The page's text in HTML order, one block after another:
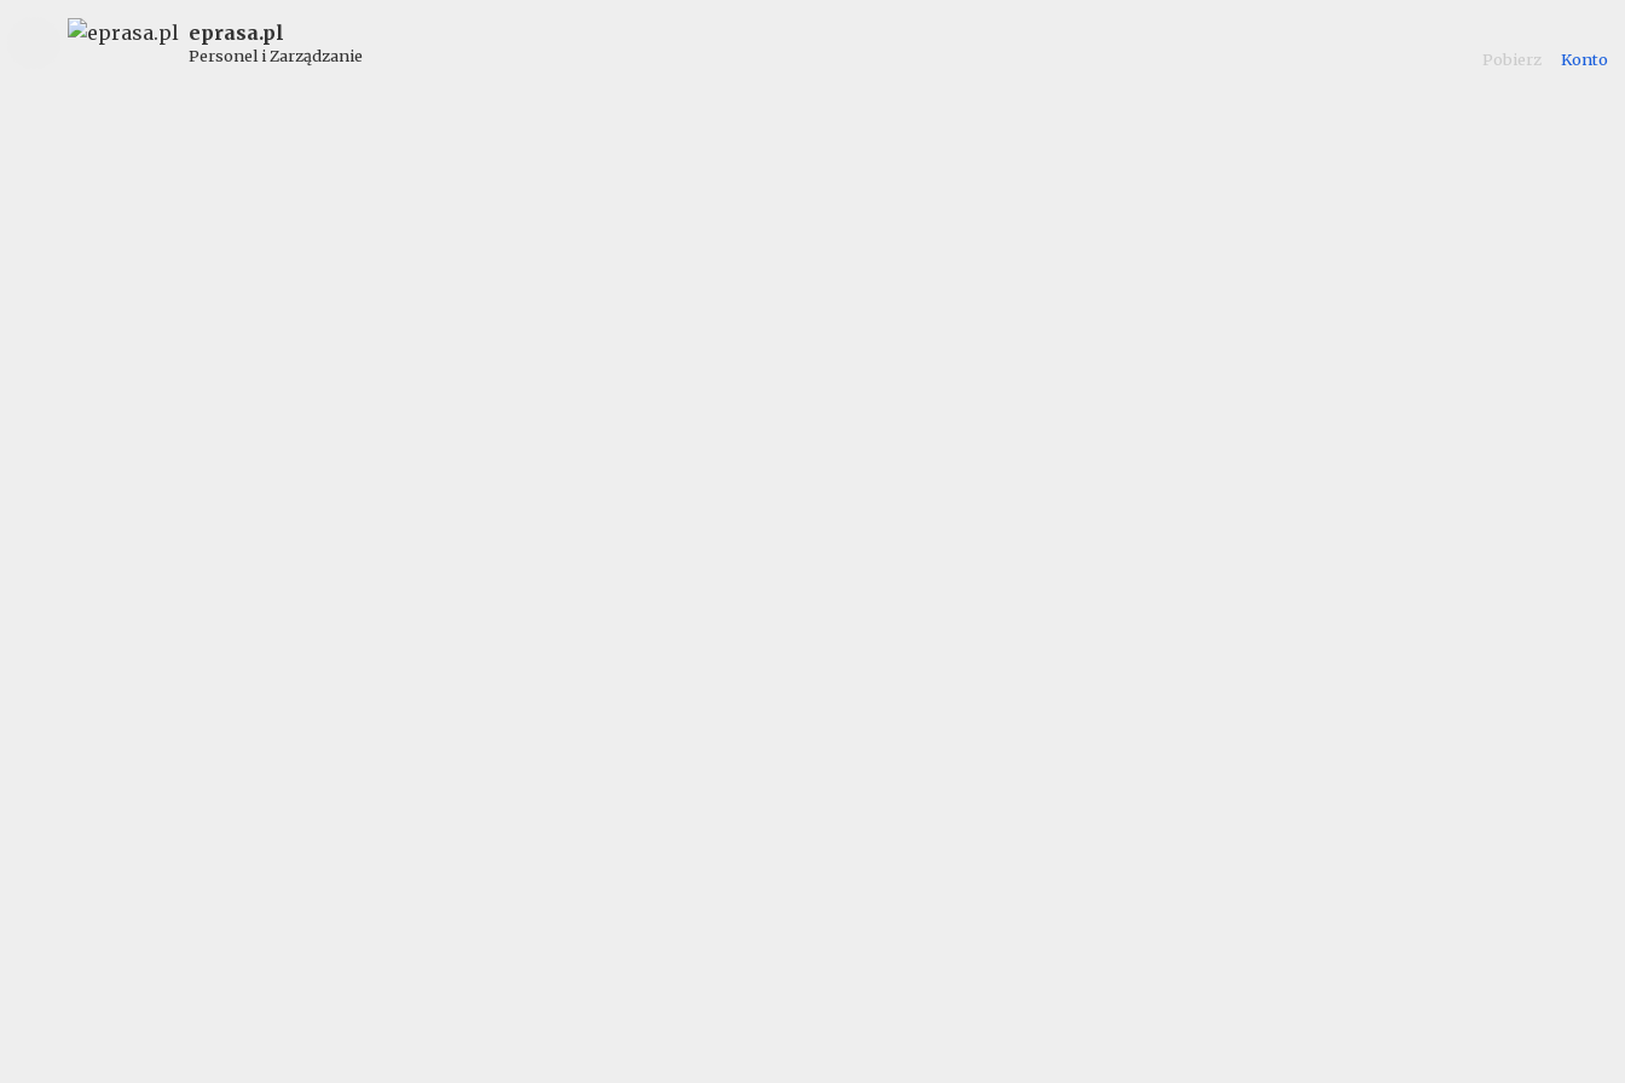
eprasa.pl
Personel i Zarządzanie Pobierz Konto